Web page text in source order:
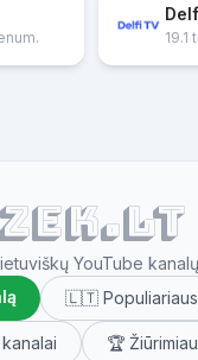
19.1
ZEK.lt
YouTube
🇱🇹
🏆